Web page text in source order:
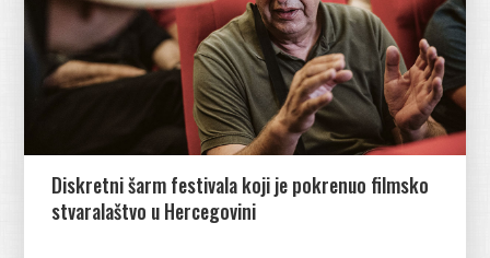
Diskretni šarm festivala koji je pokrenuo filmsko
stvaralaštvo u Hercegovini